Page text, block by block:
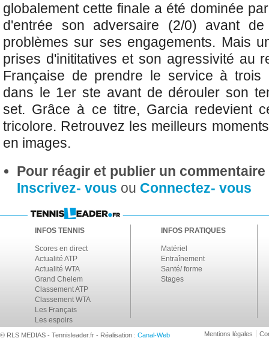
globalement cette finale a été dominée
d'entrée son adversaire (2/0) avant de
problèmes sur ses engagements. Mais
prises d'inititatives et son agressivité au
Française de prendre le service à trois
dans le 1er ste avant de dérouler son
set. Grâce à ce titre, Garcia redevient
tricolore. Retrouvez les meilleurs
en images.
Pour réagir et publier un
Inscrivez- vous ou Connectez- vous
INFOS TENNIS
Scores en direct
Actualité ATP
Actualité WTA
Grand Chelem
Classement ATP
Classement WTA
Les Français
Les espoirs
INFOS PRATIQUES
Matériel
Entraînement
Santé/ forme
Stages
© RLS MEDIAS - Tennisleader.fr - Réalisation : Canal-Web Mentions légales